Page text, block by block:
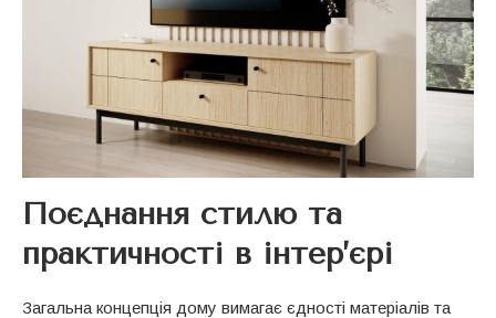
Поєднання стилю та
практичності в інтер’єрі
Загальна концепція дому вимагає єдності матеріалів та